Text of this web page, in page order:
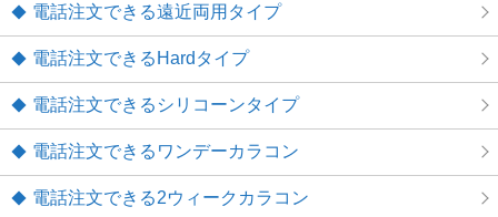
電話注文できる遠近両用タイプ
電話注文できるHardタイプ
電話注文できるシリコーンタイプ
電話注文できるワンデーカラコン
電話注文できる2ウィークカラコン